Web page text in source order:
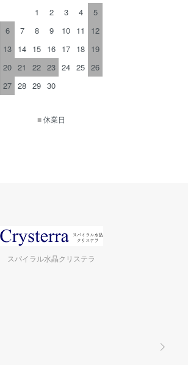
1
2 3 4
5
6
7 8 9 10 11
12
13 14 15 16 17 18 19
20 21 22 23 24 25 26
27 28 29 30
■休業日
スパイラル水晶クリステラ